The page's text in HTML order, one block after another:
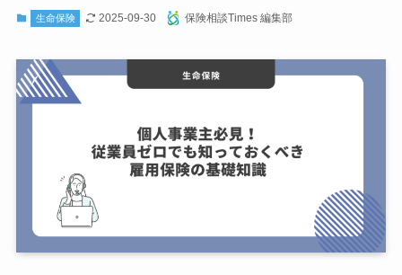
生命保険 2025-09-30 保険相談Times 編集部